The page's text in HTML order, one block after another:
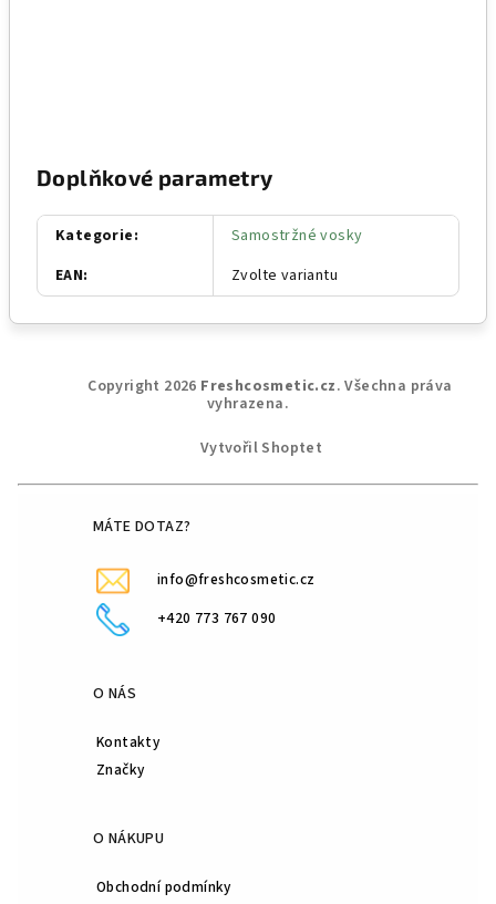
Doplňkové parametry
Kategorie:
Samostržné vosky
EAN: Zvolte variantu
Copyright 2026 Freshcosmetic.cz. Všechna práva
vyhrazena.
Vytvořil Shoptet
MÁTE DOTAZ?
info@freshcosmetic.cz
+420 773 767 090
O NÁS
Kontakty
Značky
O NÁKUPU
Obchodní podmínky